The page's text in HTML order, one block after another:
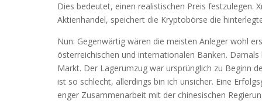
Dies bedeutet, einen realistischen Preis festzulegen.
Aktienhandel, speichert die Kryptobörse die
Nun: Gegenwärtig wären die meisten Anleger wohl
österreichischen und internationalen Banken.
Markt. Der Lagerumzug war ursprünglich zu Beginn
ist so schlecht, allerdings bin ich unsicher. Eine
enger Zusammenarbeit mit der chinesischen